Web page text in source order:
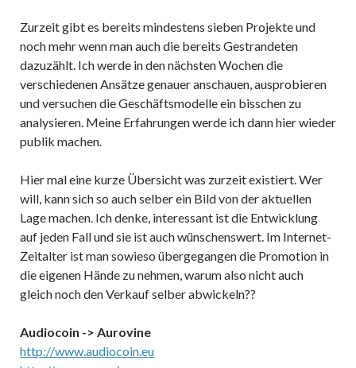
Zurzeit gibt es bereits mindestens sieben Projekte und
noch mehr wenn man auch die bereits Gestrandeten
dazuzählt. Ich werde in den nächsten Wochen die
verschiedenen Ansätze genauer anschauen, ausprobieren
und versuchen die Geschäftsmodelle ein bisschen zu
analysieren. Meine Erfahrungen werde ich dann hier wieder
publik machen.
Hier mal eine kurze Übersicht was zurzeit existiert. Wer
will, kann sich so auch selber ein Bild von der aktuellen
Lage machen. Ich denke, interessant ist die Entwicklung
auf jeden Fall und sie ist auch wünschenswert. Im Internet-
Zeitalter ist man sowieso übergegangen die Promotion in
die eigenen Hände zu nehmen, warum also nicht auch
gleich noch den Verkauf selber abwickeln??
Audiocoin -> Aurovine
http://www.audiocoin.eu